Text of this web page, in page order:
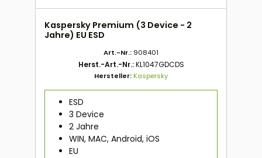
Kaspersky Premium (3 Device - 2
Jahre) EU ESD
Art.-Nr.: 908401
Herst.-Art.-Nr.:KL1047GDCDS
Hersteller:Kaspersky
ESD
3 Device
2 Jahre
WIN, MAC, Android, iOS
EU